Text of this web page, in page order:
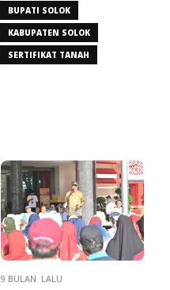
BUPATI SOLOK
KABUPATEN SOLOK
SERTIFIKAT TANAH
9 BULAN LALU